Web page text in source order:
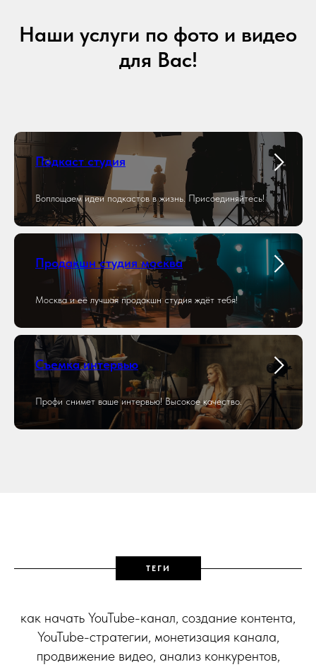
Наши услуги по фото и видео
для Вас!
Подкаст студия
Воплощаем идеи подкастов в жизнь. Присоединяйтесь!
Продакшн студия москва
Москва и её лучшая продакшн студия ждёт тебя!
Съемка интервью
Профи снимет ваше интервью! Высокое качество.
ТЕГИ
как начать YouTube-канал, создание контента,
YouTube-стратегии, монетизация канала,
продвижение видео, анализ конкурентов,